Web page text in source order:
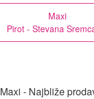
Maxi
Pirot - Stevana
Maxi - Najbliže